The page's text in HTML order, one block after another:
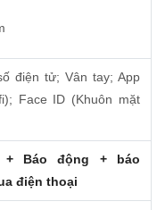
điện tử; Vân tay; App
Face ID (Khuôn mặt
+ Báo động + báo
điện thoại